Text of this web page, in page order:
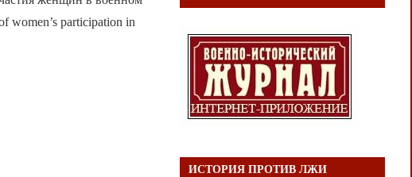
women’s participation in
ИСТОРИЯ ПРОТИВ ЛЖИ